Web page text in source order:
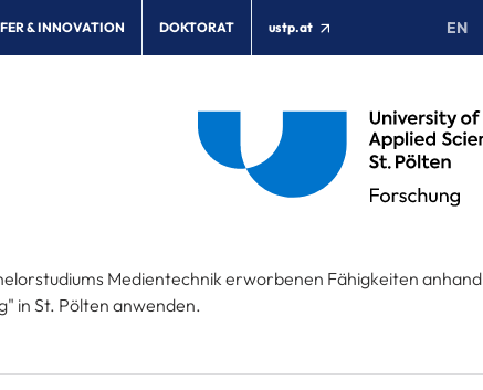
& INNOVATION DOKTORAT ustp.at EN
Medientechnik erworbenen Fähigkeiten anhand
in St. Pölten anwenden.